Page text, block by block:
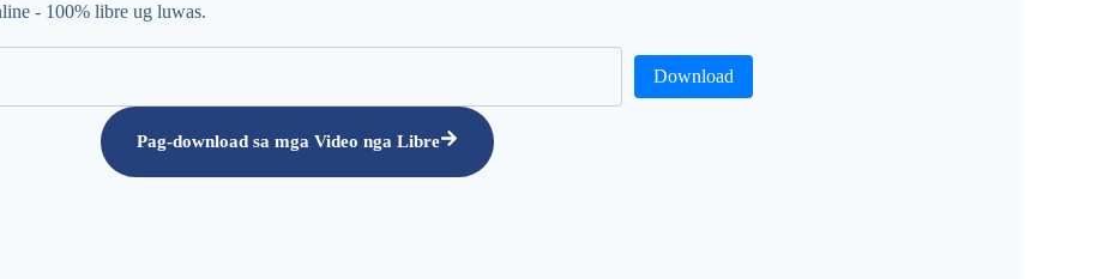
- 100% libre ug luwas.
Download
Pag-download sa mga Video nga Libre